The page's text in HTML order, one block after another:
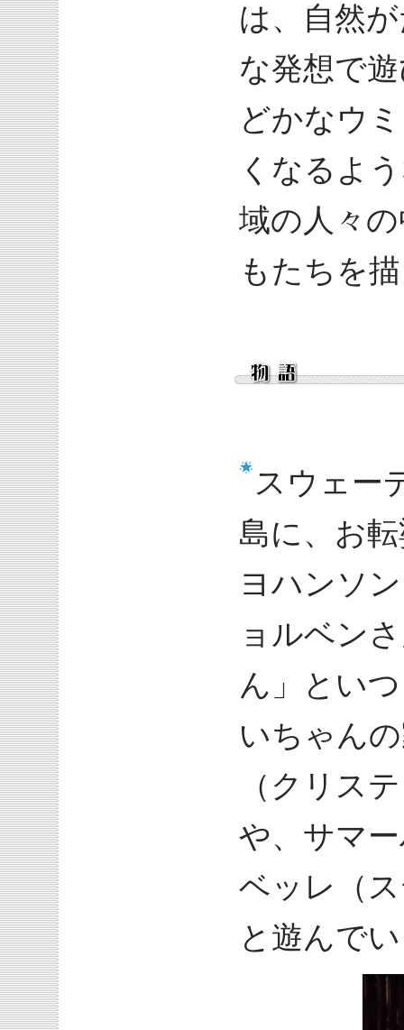
は、自然
な発想で
どかなウ
くなるよ
域の人々
もたちを
スウェー
島に、お
ヨハンソ
ョルベン
ん」とい
いちゃん
（クリス
や、サマ
ベッレ（
と遊んで